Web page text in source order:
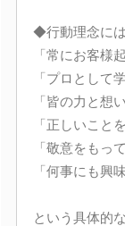
◆行動理念には
「常にお客様
「プロとして
「皆の力と想
「正しいこと
「敬意をもっ
「何事にも興
という具体的